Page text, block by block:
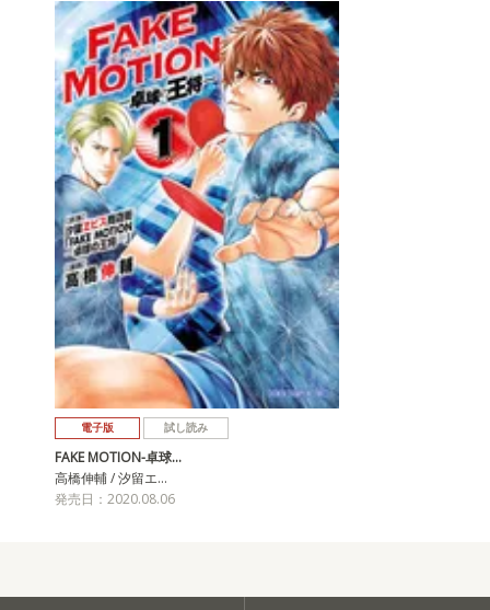
電子版 試し読み
FAKE MOTION-卓球…
高橋伸輔 / 汐留エ…
発売日：2020.08.06